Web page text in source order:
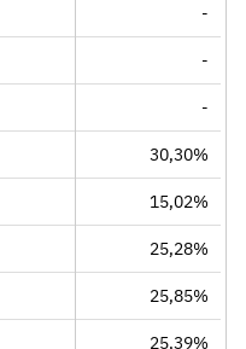
-
-
-
30,30%
15,02%
25,28%
25,85%
25,39%